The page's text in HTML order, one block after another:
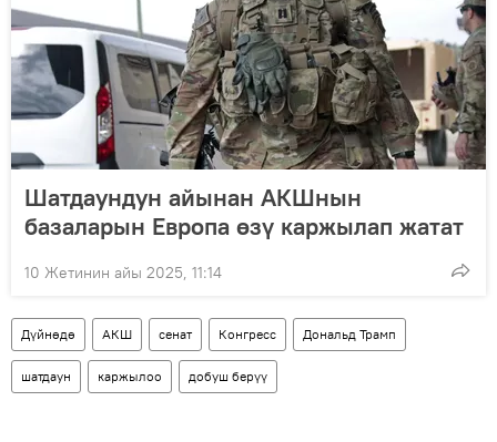
Шатдаундун айынан АКШнын
базаларын Европа өзү каржылап жатат
10 Жетинин айы 2025, 11:14
Дүйнөдө АКШ сенат Конгресс Дональд Трамп
шатдаун каржылоо добуш берүү